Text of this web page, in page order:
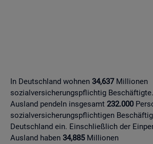
In Deutschland wohnen 34,637Millionen
sozialversicherungspflichtig
Ausland pendeln insgesamt 232.000
sozialversicherungspflichtigen
Deutschland ein. Einschließlich der
Ausland haben 34,885Millionen